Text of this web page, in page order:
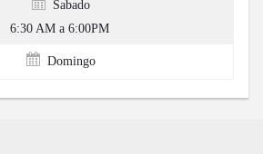
Sabado
6:30 AM a 6:00PM
Domingo